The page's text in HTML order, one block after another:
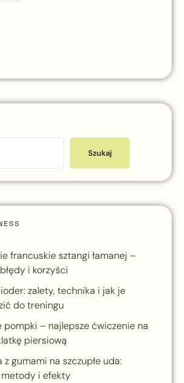
Szukaj
francuskie sztangi łamanej –
i korzyści
zalety, technika i jak je
do treningu
pompki – najlepsze ćwiczenie na
piersiową
z gumami na szczupłe uda:
metody i efekty